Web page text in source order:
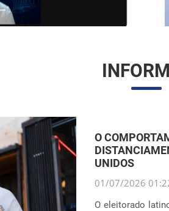
O RETORNO
IMIGRAÇÃO
01/07/2026
O debate em
dramáticos com